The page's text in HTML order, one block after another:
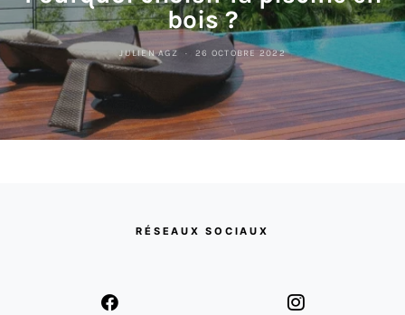
bois ?
JULIEN AGZ 26 OCTOBRE 2022
RÉSEAUX SOCIAUX